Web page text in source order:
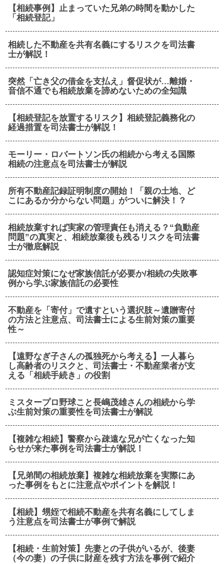
【相続事例】止まっていた兄弟の時間を動かした
「相続登記」
相続した不動産を共有名義にするリスクを司法書
士が解説！
突然「亡き父の借金を支払え」督促状が…離婚・
音信不通でも相続放棄を諦めないための全知識
【相続登記を放置するリスク】相続登記義務化の
経過措置を司法書士が解説！
モーリー・ロバートソン氏の相続から考える国際
相続の注意点を司法書士が解説
所有不動産記録証明制度の開始！「親の土地、ど
こにあるか分からない問題」がついに解決！？
相続放棄すれば実家の管理責任も消える？“負動産
問題”の真実と、相続放棄後も残るリスクを司法書
士が徹底解説
認知症対策になぜ家族信託が必要か/相続の失敗事
例から学ぶ家族信託の必要性
不動産を「寄付」で遺すという選択肢～遺贈寄付
の方法と注意点、司法書士による生前対策の重要
性～
【遠野なぎ子さんの孤独死から考える】一人暮ら
し高齢者のリスクと、司法書士・不動産業者が支
える「相続手続き」の役割
ミスタープロ野球こと長嶋茂雄さんの相続から学
ぶ生前対策の重要性を司法書士が解説
【複雑な相続】警察から疎遠な兄が亡くなった知
らせが来た事例を司法書士が解説！
【兄弟間の相続放棄】複雑な相続放棄を実際にあ
った事例をもとに注意点やポイントを解説！
【相続】甥姪で相続不動産を共有名義にしてしま
う注意点を司法書士が事例で解説
【相続・生前対策】先妻との子供がいるが、後妻
（今の妻）の子供に財産を残す方法を事例で紹介